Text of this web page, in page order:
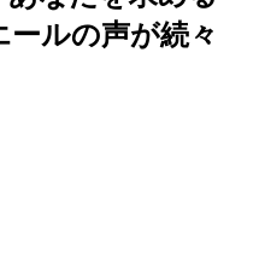
ルの声が続々